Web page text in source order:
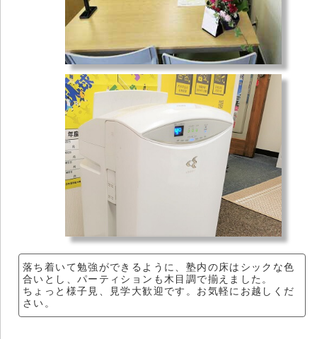
落ち着いて勉強ができるように、塾内の床はシックな色
合いとし、パーティションも木目調で揃えました。
ちょっと様子見、見学大歓迎です。お気軽にお越しくだ
さい。